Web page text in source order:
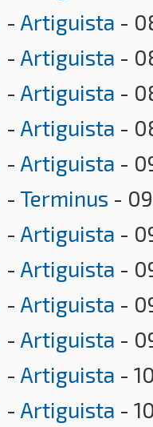
- Artiguista -
- Artiguista -
- Artiguista -
- Artiguista -
- Artiguista -
- Terminus -
- Artiguista -
- Artiguista -
- Artiguista -
- Artiguista -
- Artiguista -
- Artiguista -